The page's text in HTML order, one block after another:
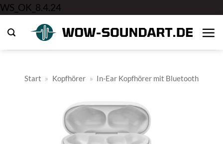
WS_OK_8.4.24
springen
Start » Kopfhörer » In-Ear Kopfhörer mit Bluetooth